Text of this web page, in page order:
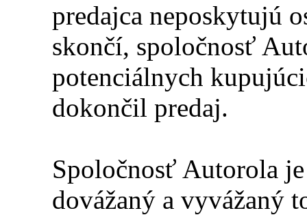
predajca neposkytujú
skončí, spoločnosť
potenciálnych
dokončil predaj.
Spoločnosť Autorola
dovážaný a vyvážaný